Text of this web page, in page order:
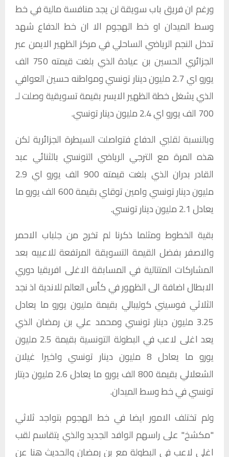
ورغم ان فريق باب سويقة لن يجد منافسة مالية في خط
وسط الميدان او خط الهجوم الا ان خط الدفاع شهد
تدخل النجم الرياضي الساحلي في مركز الظهير الايمن عبر
الجزائري الحسين بن عيادة الذي بلغت قيمته 750 الف
يورو اي 2.7 مليون دينار تونسي ومواطنه حسين العوافي
الذي يشغل خطة الظهير الايسر بقيمة تسويقية وصلت لـ
700 الف يورو اي 2.4 مليون دينار تونسي.
وبالنسبة لقلبي الدفاع فتواصلت السيطرة الجزائرية لكن
هذه المرة مع الترجي الرياضي التونسي بالثنائي عبد
القادر بدران الذي بلغت قيمته 900 الف يورو اي 2.9
مليون دينار تونسي وامين توقاي بقيمة 600 الف يورو ما
يعادل 2.1 مليون دينار تونسي.
بقية الخطوط ومثلما ذكرنا لم تخرج من جلباب الاحمر
والاصفر بفضل القيمة التسويقة المرتفعة للاعبيه بعد
المشاركات المتتالية في المسابقة الاغلى افريقيا دوري
الابطال اضافة الى الظهور في كأس العالم للاندية اذ نجد
الثلاثي فوسيني كوليبالي بقيمة مليون يورو ما يعادل
3.25 مليون دينار تونسي ومحمد علي بن رمضان الذي
يعد اغلى لاعب في البطولة التونسية بقيمة 2.5 مليون
يورو ما يعادل 8 مليون دينار تونسي واخيرا غيلان
الشعلالي بقيمة 800 الف يورو ما يعادل 2.6 مليون ديتار
تونسي في خط وسط الميدان.
ولم تختلف الامور ايضا في خط الهجوم بتواجد ثلاثي
"مكشخ" على راسهم الوافد الجديد والذي يتقاسم لقب
اغلى لاعب في البطولة مع بن رمضان والحديث هنا عن